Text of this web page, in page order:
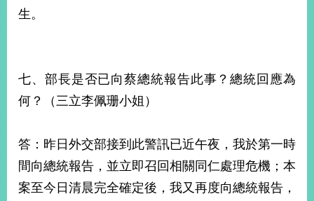
生。
七、部長是否已向蔡總統報告此事？總統回應為
何？（三立李佩珊小姐）
答：昨日外交部接到此警訊已近午夜，我於第一時
間向總統報告，並立即召回相關同仁處理危機；本
案至今日清晨完全確定後，我又再度向總統報告，